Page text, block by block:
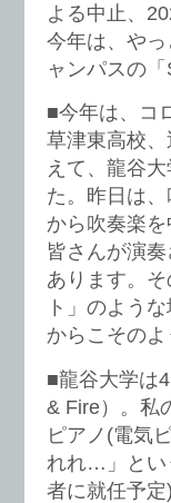
よる中止、
今年は、や
ャンパスの
■今年は、コ
草津東高校
えて、龍谷
た。昨日は
から吹奏楽
皆さんが演
あります。
ト」のよう
からこそのよ
■龍谷大学は
& Fire）。私
ピアノ(電気
れれ…」とい
者に就任予